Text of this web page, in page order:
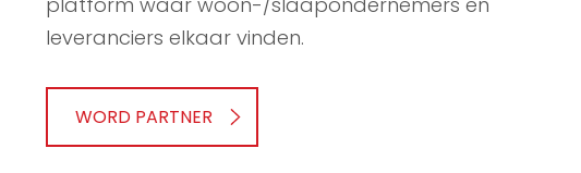
leveranciers elkaar vinden.
WORD PARTNER